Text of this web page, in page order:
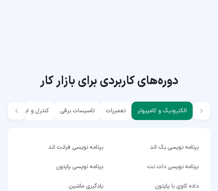
دوره‌های کاربردی برای بازار کار
الکترونیک و کامپیوتر تعمیرات تاسیسات برقی کنترل و ابزار دقیق
برنامه نویسی بک اند برنامه نویسی فرانت اند
برنامه نویسی دات نت برنامه نویسی پایتون
داده کاوی با پایتون یادگیری ماشین